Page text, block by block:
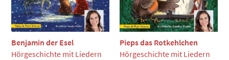
Benjamin der Esel
Hörgeschichte mit Liedern
Pieps das Rotkehlchen
Hörgeschichte mit Liedern